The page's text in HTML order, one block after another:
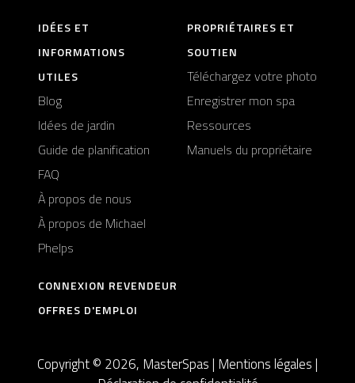
IDÉES ET
INFORMATIONS
UTILES
Blog
Idées de jardin
Guide de planification
FAQ
À propos de nous
À propos de Michael
Phelps
PROPRIÉTAIRES ET
SOUTIEN
Téléchargez votre photo
Enregistrer mon spa
Ressources
Manuels du propriétaire
CONNEXION REVENDEUR
OFFRES D'EMPLOI
Copyright © 2026, MasterSpas | Mentions légales|